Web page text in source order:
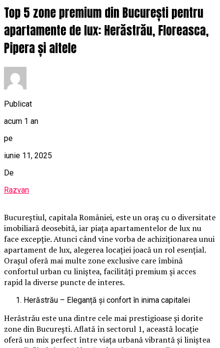
Top 5 zone premium din București pentru
apartamente de lux: Herăstrău, Floreasca,
Pipera și altele
Publicat
acum 1 an
pe
iunie 11, 2025
De
Razvan
Bucureștiul, capitala României, este un oraș cu o diversitate
imobiliară deosebită, iar piața apartamentelor de lux nu
face excepție. Atunci când vine vorba de achiziționarea unui
apartament de lux, alegerea locației joacă un rol esențial.
Orașul oferă mai multe zone exclusive care îmbină
confortul urban cu liniștea, facilități premium și acces
rapid la diverse puncte de interes.
Herăstrău – Eleganță și confort în inima capitalei
Herăstrău este una dintre cele mai prestigioase și dorite
zone din București. Aflată în sectorul 1, această locație
oferă un mix perfect între viața urbană vibrantă și liniștea